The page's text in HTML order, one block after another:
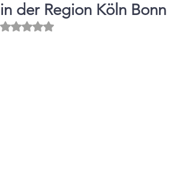
in der Region Köln Bonn
Mit NaN von 5 Sternen bewertet.